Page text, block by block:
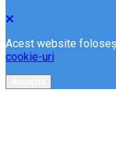
Acest website
cookie-uri